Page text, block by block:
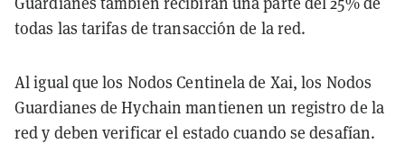
todas las tarifas de transacción de la red.
Al igual que los Nodos Centinela de Xai, los Nodos
Guardianes de Hychain mantienen un registro de la
red y deben verificar el estado cuando se desafían.